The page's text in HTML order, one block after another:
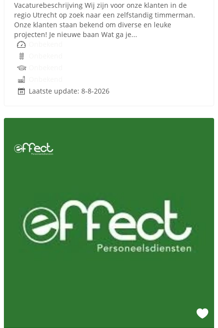
Vacaturebeschrijving Wij zijn voor onze klanten in de
regio Utrecht op zoek naar een zelfstandig timmerman.
Onze klanten staan bekend om diverse en leuke
projecten! Je nieuwe baan Wat ga je...
Laatste update: 8-8-2026